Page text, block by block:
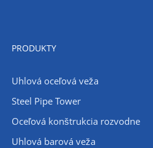
PRODUKTY
Uhlová oceľová veža
Steel Pipe Tower
Oceľová konštrukcia rozvodne
Uhlová barová veža